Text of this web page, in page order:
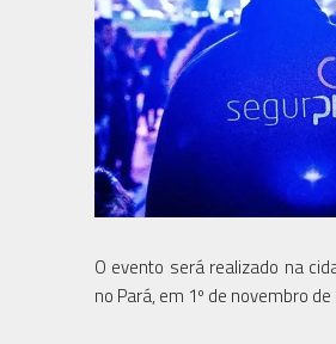
O evento será realizado na
no Pará, em 1º de novembro de